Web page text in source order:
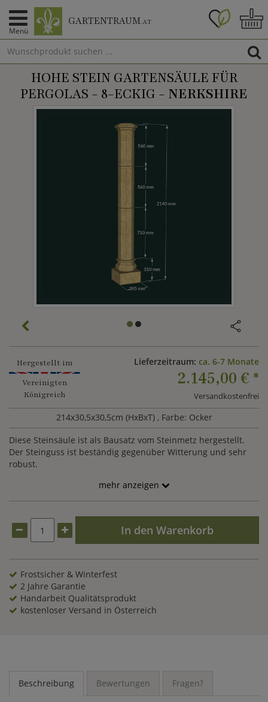
Menü
GARTENTRAUM.AT
HOHE STEIN GARTENSÄULE FÜR
PERGOLAS - 8-ECKIG - NERKSHIRE
Hergestellt im
Vereinigten
Königreich
Lieferzeitraum: ca. 6-7 Monate
2.145,00 € *
Versandkostenfrei
214x30,5x30,5cm (HxBxT) , Farbe: Ocker
Diese Steinsäule ist als Bausatz vom Steinmetz hergestellt.
Der Steinguss ist beständig gegenüber Witterung und sehr
robust.
mehr anzeigen
In den Warenkorb
Frostsicher & Winterfest
2 Jahre Garantie
Handarbeit Qualitätsprodukt
kostenloser Versand in Österreich
Beschreibung Bewertungen Fragen?